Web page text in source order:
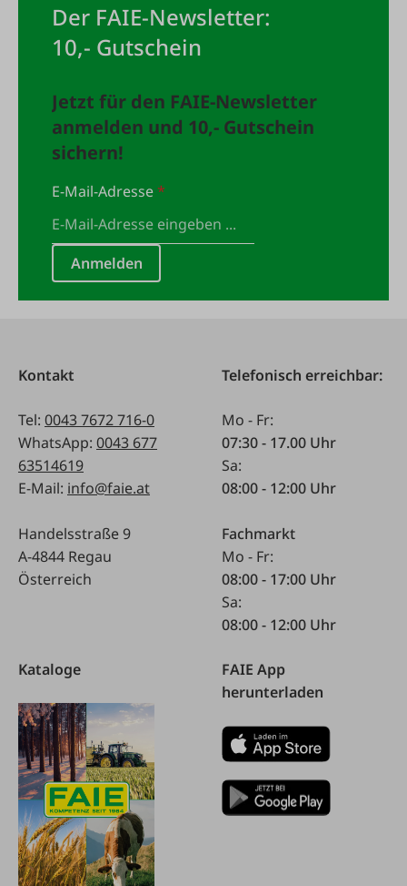
Der FAIE-Newsletter:
10,- Gutschein
Jetzt für den FAIE-Newsletter
anmelden und 10,- Gutschein
sichern!
E-Mail-Adresse*
Anmelden
Kontakt
Tel: 0043 7672 716-0
WhatsApp: 0043 677
63514619
E-Mail: info@faie.at
Handelsstraße 9
A-4844 Regau
Österreich
Telefonisch erreichbar:
Mo - Fr:
07:30 - 17.00 Uhr
Sa:
08:00 - 12:00 Uhr
Fachmarkt
Mo - Fr:
08:00 - 17:00 Uhr
Sa:
08:00 - 12:00 Uhr
Kataloge
FAIE App
herunterladen